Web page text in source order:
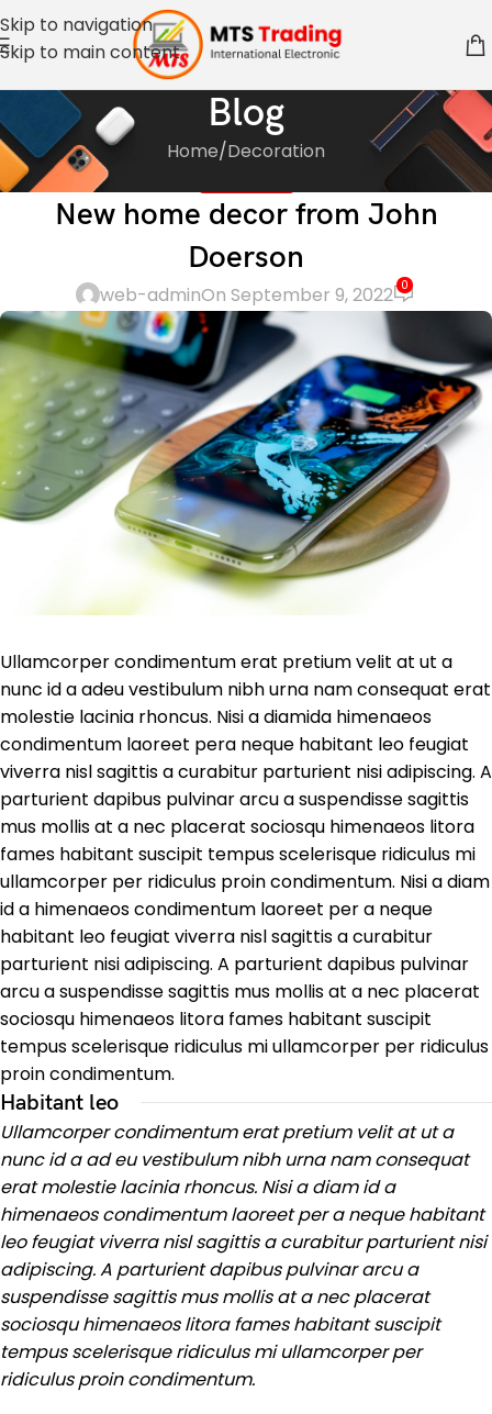
Skip to navigation
Skip to main content
Blog
Home Decoration
New home decor from John
Doerson
web-adminOn September 9, 2022 0
Ullamcorper condimentum erat pretium velit at ut a
nunc id a adeu vestibulum nibh urna nam consequat erat
molestie lacinia rhoncus. Nisi a diamida himenaeos
condimentum laoreet pera neque habitant leo feugiat
viverra nisl sagittis a curabitur parturient nisi adipiscing. A
parturient dapibus pulvinar arcu a suspendisse sagittis
mus mollis at a nec placerat sociosqu himenaeos litora
fames habitant suscipit tempus scelerisque ridiculus mi
ullamcorper per ridiculus proin condimentum. Nisi a diam
id a himenaeos condimentum laoreet per a neque
habitant leo feugiat viverra nisl sagittis a curabitur
parturient nisi adipiscing. A parturient dapibus pulvinar
arcu a suspendisse sagittis mus mollis at a nec placerat
sociosqu himenaeos litora fames habitant suscipit
tempus scelerisque ridiculus mi ullamcorper per ridiculus
proin condimentum.
Habitant leo
Ullamcorper condimentum erat pretium velit at ut a
nunc id a ad eu vestibulum nibh urna nam consequat
erat molestie lacinia rhoncus. Nisi a diam id a
himenaeos condimentum laoreet per a neque habitant
leo feugiat viverra nisl sagittis a curabitur parturient nisi
adipiscing. A parturient dapibus pulvinar arcu a
suspendisse sagittis mus mollis at a nec placerat
sociosqu himenaeos litora fames habitant suscipit
tempus scelerisque ridiculus mi ullamcorper per
ridiculus proin condimentum.